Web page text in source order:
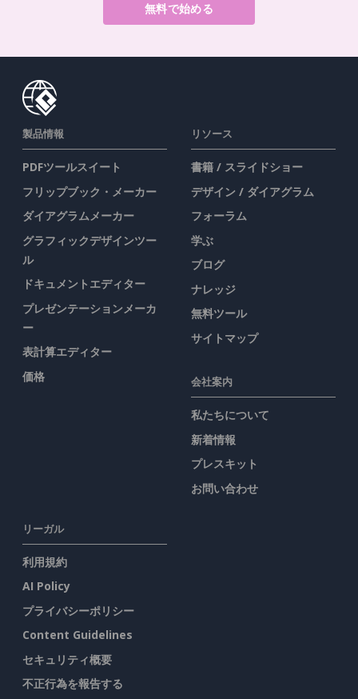
無料で始める
製品情報
PDFツールスイート
フリップブック・メーカー
ダイアグラムメーカー
グラフィックデザインツー
ル
ドキュメントエディター
プレゼンテーションメーカ
ー
表計算エディター
価格
リソース
書籍 / スライドショー
デザイン / ダイアグラム
フォーラム
学ぶ
ブログ
ナレッジ
無料ツール
サイトマップ
会社案内
私たちについて
新着情報
プレスキット
お問い合わせ
リーガル
利用規約
AI Policy
プライバシーポリシー
Content Guidelines
セキュリティ概要
不正行為を報告する